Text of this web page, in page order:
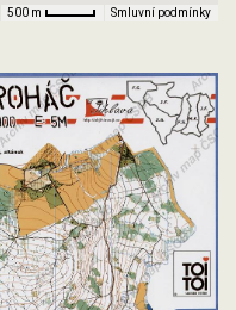
500 m Smluvní podmínky